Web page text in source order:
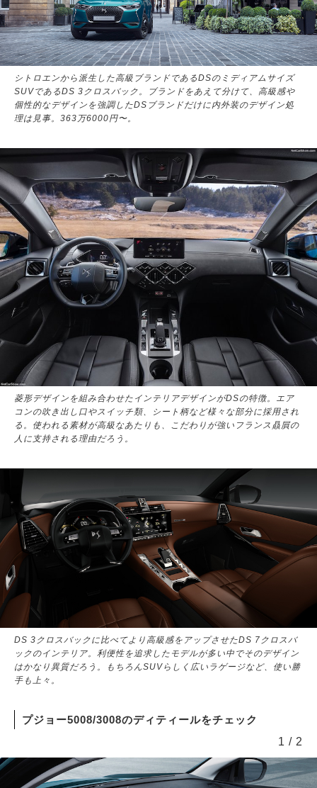
シトロエンから派生した高級ブランドであるDSのミディアムサイズ
SUVであるDS 3クロスバック。ブランドをあえて分けて、高級感や
個性的なデザインを強調したDSブランドだけに内外装のデザイン処
理は見事。363万6000円〜。
菱形デザインを組み合わせたインテリアデザインがDSの特徴。エア
コンの吹き出し口やスイッチ類、シート柄など様々な部分に採用され
る。使われる素材が高級なあたりも、こだわりが強いフランス贔屓の
人に支持される理由だろう。
DS 3クロスバックに比べてより高級感をアップさせたDS 7クロスバ
ックのインテリア。利便性を追求したモデルが多い中でそのデザイン
はかなり異質だろう。もちろんSUVらしく広いラゲージなど、使い勝
手も上々。
プジョー5008/3008のディティールをチェック
1 / 2